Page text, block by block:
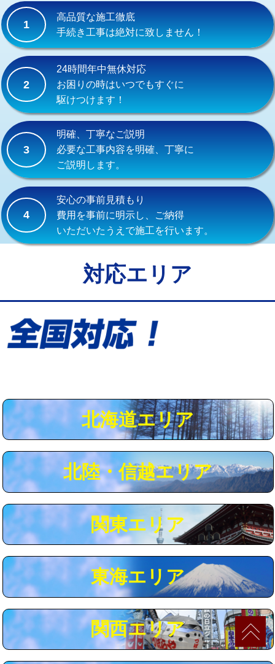
式）)
交換・取付(混合水栓（壁付・デッキ
式・ワンホール）)
16,500円+材料費
交換・取付(排水栓・排水トラップ
（P/S/ポップアップ））
交換・取付（その他部品）
持込商品取付（単水栓）
持込商品取付（混合水栓） 16,500円
持込商品取付（浄水器・分岐水栓） 16,500円
給水管工事※（ホール加工)
給水管工事※（バンド止め) 3,300円
給水管工事※（保温材使用（バンド止
5,500円
給水管工事※（土の掘削・埋め戻し作
業)
用（追加）/3ｍ超え)
給水管工事※（ライニング鋼管・銅
44,000円
給水管工事※（ライニング鋼管・銅
管・ポリ管・HT管使用/3ｍ超え)
+8,800円
マス交換（土の掘削・埋め戻し作業） 11,000円~
マス交換（深さ50㎝未満） 55,000円
マス交換（深さ50㎝以上） 66,000円
コンクリート斫り（厚さ10㎝まで） 27,500円
コンクリート斫り（厚さ10㎝超え） 38,500円
モルタル補修（厚さ10㎝まで） 27,500円
1
高品質な施工徹底
手続き工事は絶対に致しません！
2
24時間年中無休対応
お困りの時はいつでもすぐに
駆けつけます！
3
明確、丁寧なご説明
必要な工事内容を明確、丁寧に
ご説明します。
4
安心の事前見積もり
費用を事前に明示し、ご納得
いただいたうえで施工を行います。
対応エリア
北海道エリア
北陸・信越エリア
関東エリア
東海エリア
関西エリア